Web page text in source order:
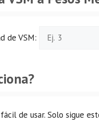
de VSM:
de usar. Solo sigue